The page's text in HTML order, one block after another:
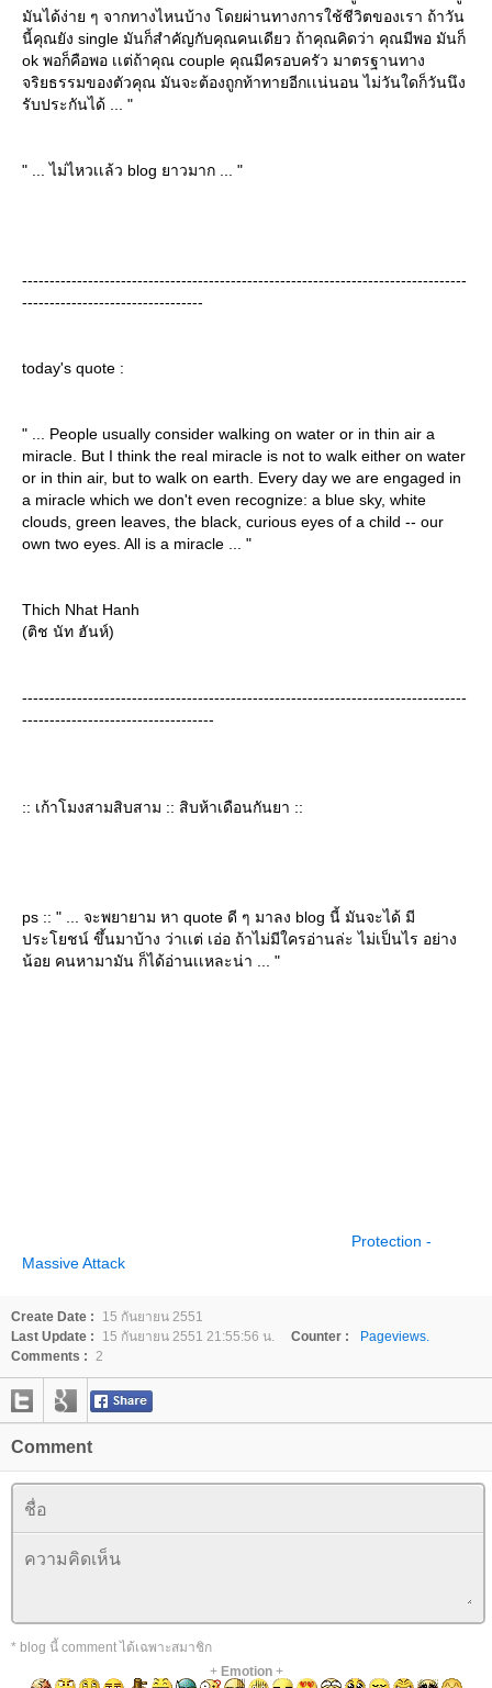
มันได้ง่าย ๆ จากทางไหนบ้าง โดยผ่านทางการใช้ชีวิตของเรา ถ้าวัน
นี้คุณยัง single มันก็สำคัญกับคุณคนเดียว ถ้าคุณคิดว่า คุณมีพอ มันก็
ok พอก็คือพอ เเต่ถ้าคุณ couple คุณมีครอบครัว มาตรฐานทาง
จริยธรรมของตัวคุณ มันจะต้องถูกท้าทายอีกเเน่นอน ไม่วันใดก็วันนึง
รับประกันได้ ... "
" ... ไม่ไหวเเล้ว blog ยาวมาก ... "
---------------------------------------------------------------------------------
---------------------------------
today's quote :
" ... People usually consider walking on water or in thin air a
miracle. But I think the real miracle is not to walk either on water
or in thin air, but to walk on earth. Every day we are engaged in
a miracle which we don't even recognize: a blue sky, white
clouds, green leaves, the black, curious eyes of a child -- our
own two eyes. All is a miracle ... "
Thich Nhat Hanh
(ติช นัท ฮันห์)
---------------------------------------------------------------------------------
-----------------------------------
:: เก้าโมงสามสิบสาม :: สิบห้าเดือนกันยา ::
ps :: " ... จะพยายาม หา quote ดี ๆ มาลง blog นี้ มันจะได้ มี
ประโยชน์ ขึ้นมาบ้าง ว่าเเต่ เอ่อ ถ้าไม่มีใครอ่านล่ะ ไม่เป็นไร อย่าง
น้อย คนหามามัน ก็ได้อ่านเเหละน่า ... "
Protection -
Massive Attack
Create Date :
15 กันยายน 2551
Last Update :
15 กันยายน 2551 21:55:56 น. Counter :
Pageviews.
Comments : 2
Comment
* blog นี้ comment ได้เฉพาะสมาชิก
+ Emotion+